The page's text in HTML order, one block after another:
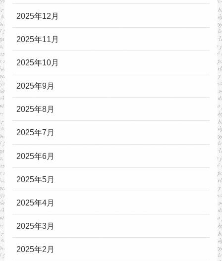
2025年12月
2025年11月
2025年10月
2025年9月
2025年8月
2025年7月
2025年6月
2025年5月
2025年4月
2025年3月
2025年2月